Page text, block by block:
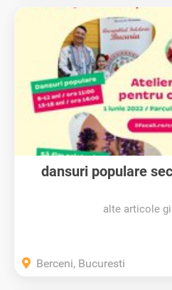
dansuri populare
alte articole
Berceni, Bucuresti